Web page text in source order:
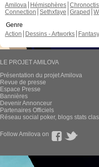
Amilova
Hémisphères
Connection Sethxfaye Graped
Genre
Action
Dessins - Artworks
LE PROJET AMILOVA
Présentation du projet Amilova
Revue de presse
Espace Presse
Bannières
Devenir Annonceur
Partenaires Officiels
Réseau social poker, blogs stats
Follow Amilova on